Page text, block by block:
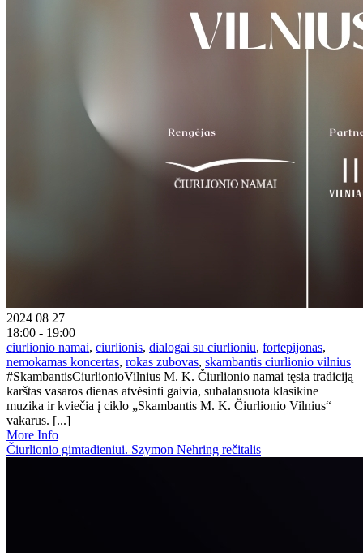
2024 08 27
18:00 - 19:00
ciurlionio namai, ciurlionis, dialogai su ciurlioniu, fortepijonas,
nemokamas koncertas, rokas zubovas, skambantis ciurlionio vilnius
#SkambantisCiurlionioVilnius M. K. Čiurlionio namai tęsia tradiciją
karštas vasaros dienas atvėsinti gaivia, subalansuota klasikine
muzika ir kviečia į ciklo „Skambantis M. K. Čiurlionio Vilnius“
vakarus. [...]
More Info
Čiurlionio gimtadieniui. Szymon Nehring rečitalis